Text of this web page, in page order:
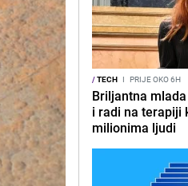
/TECH I PRIJE OKO 6H
Briljantna
i radi na terapiji
milionima ljudi